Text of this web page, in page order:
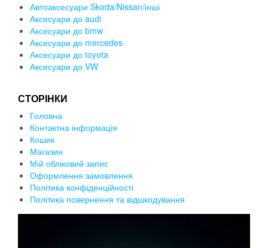
Автоаксесуари Skoda/Nissan/інші
Аксесуари до audi
Аксесуари до bmw
Аксесуари до mercedes
Аксесуари до toyota
Аксесуари до VW
СТОРІНКИ
Головна
Контактна інформація
Кошик
Магазин
Мій обліковий запис
Оформлення замовлення
Політика конфіденційності
Політика повернення та відшкодування